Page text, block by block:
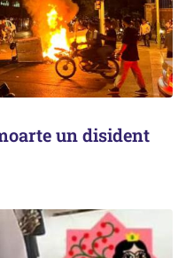
un disident